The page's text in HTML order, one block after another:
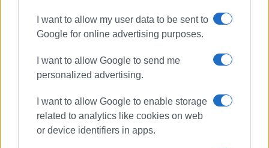
I want to allow my user data to be sent to
Google for online advertising purposes.
I want to allow Google to send me
personalized advertising.
I want to allow Google to enable storage
related to analytics like cookies on web
or device identifiers in apps.
πυροσβεστική